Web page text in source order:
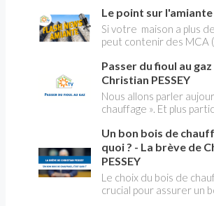
pleines, heures creuses.
Christian PESSEY vous
ce qu'il faut savoir sur la
modification du système
creuses" qui concerne
millions de Français !
Le point sur l'amiante
Si votre maison a plus
peut contenir des MCA
panique, on fait le point
flash news n°3 spéciale
ses dangers avec
Passer du fioul au
Christian PESSEY
Nous allons parler
chauffage ». Et plus
aborder l’abandon du
gaz.
Un bon bois de
quoi ? - La brève de
PESSEY
Le choix du bois de
crucial pour assurer un